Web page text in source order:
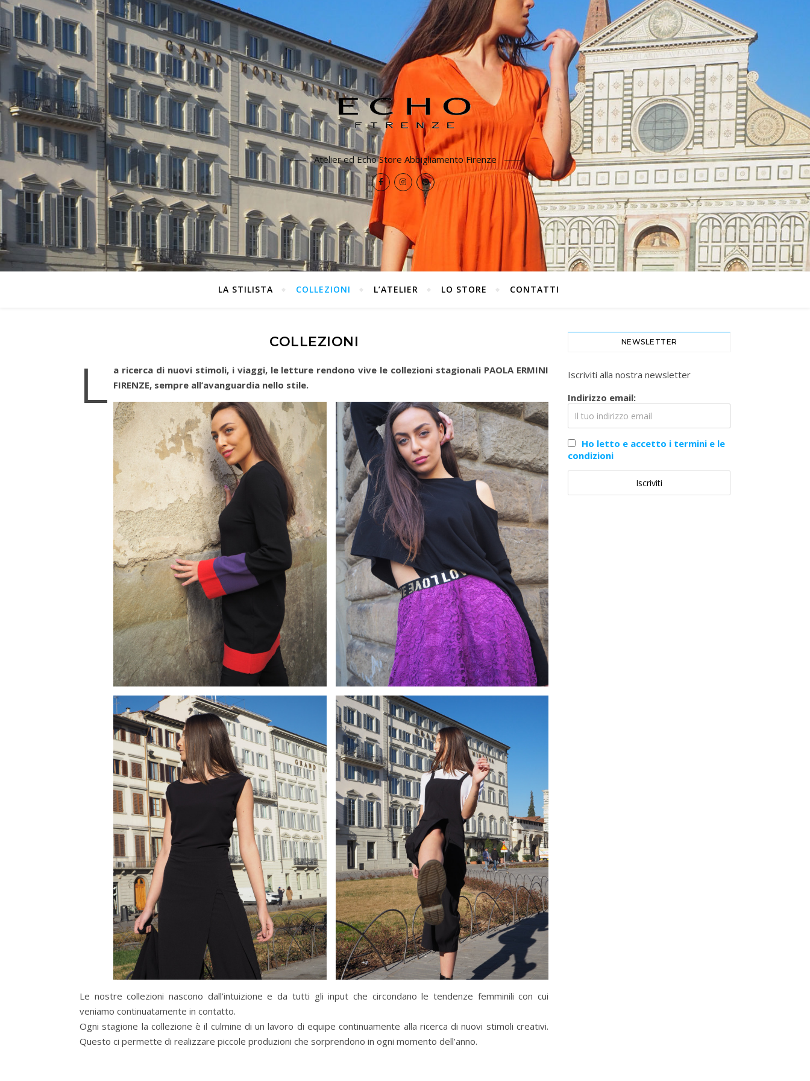
Atelier ed Echo Store Abbigliamento Firenze
LA STILISTA COLLEZIONI L’ATELIER LO STORE CONTATTI
COLLEZIONI
L a ricerca di nuovi stimoli, i viaggi, le letture rendono vive le collezioni stagionali PAOLA ERMINI
FIRENZE, sempre all’avanguardia nello stile.
Le nostre collezioni nascono dall’intuizione e da tutti gli input che circondano le tendenze femminili con cui
veniamo continuatamente in contatto.
Ogni stagione la collezione è il culmine di un lavoro di equipe continuamente alla ricerca di nuovi stimoli creativi.
Questo ci permette di realizzare piccole produzioni che sorprendono in ogni momento dell’anno.
NEWSLETTER
Iscriviti alla nostra newsletter
Indirizzo email:
Ho letto e accetto i termini e le
condizioni